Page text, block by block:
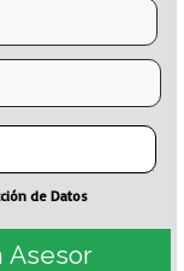
de Datos
Asesor